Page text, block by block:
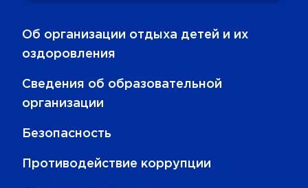
Об организации отдыха детей и их
оздоровления
Сведения об образовательной
организации
Безопасность
Противодействие коррупции